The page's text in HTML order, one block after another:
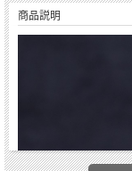
商品説明